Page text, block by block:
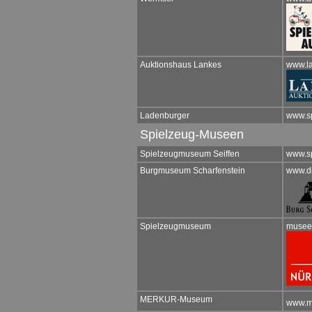
Auktionshaus Lankes
Ladenburger
Spielzeug-Museen
Spielzeugmuseum Seiffen
Burgmuseum Scharfenstein
Spielzeugmuseum
MERKUR-Museum